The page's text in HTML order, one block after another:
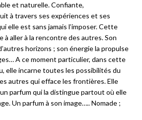
et naturelle. Confiante,
à travers ses expériences et ses
elle est sans jamais l’imposer. Cette
à aller à la rencontre des autres. Son
horizons ; son énergie la propulse
A ce moment particulier, dans cette
elle incarne toutes les possibilités du
autres qui efface les frontières. Elle
parfum qui la distingue partout où elle
Un parfum à son image….. Nomade ;